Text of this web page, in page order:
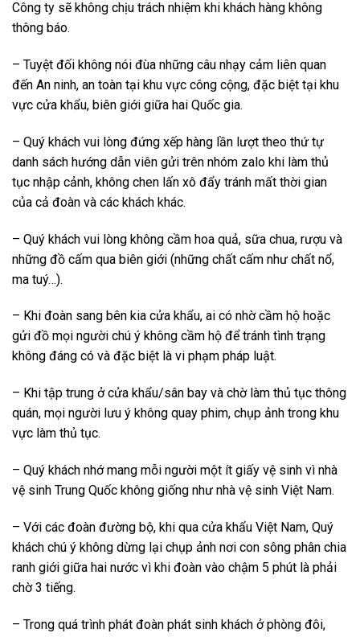
Công ty sẽ không chịu trách nhiệm khi khách hàng không
thông báo.
– Tuyệt đối không nói đùa những câu nhạy cảm liên quan
đến An ninh, an toàn tại khu vực công cộng, đặc biệt tại khu
vực cửa khẩu, biên giới giữa hai Quốc gia.
– Quý khách vui lòng đứng xếp hàng lần lượt theo thứ tự
danh sách hướng dẫn viên gửi trên nhóm zalo khi làm thủ
tục nhập cảnh, không chen lấn xô đẩy tránh mất thời gian
của cả đoàn và các khách khác.
– Quý khách vui lòng không cầm hoa quả, sữa chua, rượu và
những đồ cấm qua biên giới (những chất cấm như chất nổ,
ma tuý…).
– Khi đoàn sang bên kia cửa khẩu, ai có nhờ cầm hộ hoặc
gửi đồ mọi người chú ý không cầm hộ để tránh tình trạng
không đáng có và đặc biệt là vi phạm pháp luật.
– Khi tập trung ở cửa khẩu/sân bay và chờ làm thủ tục thông
quán, mọi người lưu ý không quay phim, chụp ảnh trong khu
vực làm thủ tục.
– Quý khách nhớ mang mỗi người một ít giấy vệ sinh vì nhà
vệ sinh Trung Quốc không giống như nhà vệ sinh Việt Nam.
– Với các đoàn đường bộ, khi qua cửa khẩu Việt Nam, Quý
khách chú ý không dừng lại chụp ảnh nơi con sông phân chia
ranh giới giữa hai nước vì khi đoàn vào chậm 5 phút là phải
chờ 3 tiếng.
– Trong quá trình phát đoàn phát sinh khách ở phòng đôi,